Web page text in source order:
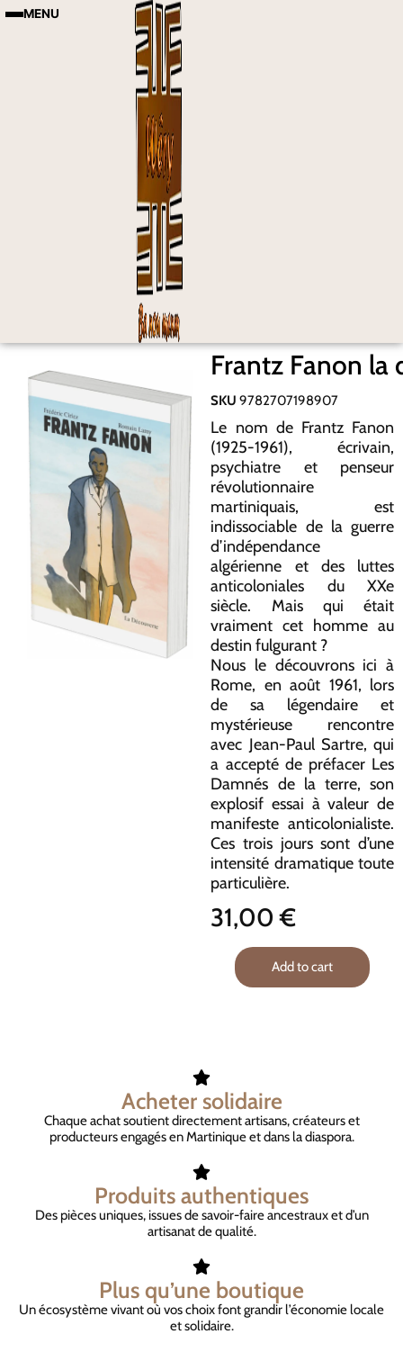
MENU
Frantz Fanon la
SKU9782707198907
Le nom de Frantz Fanon
(1925-1961), écrivain,
psychiatre et penseur
révolutionnaire
martiniquais, est
indissociable de la guerre
d’indépendance
algérienne et des luttes
anticoloniales du XXe
siècle. Mais qui était
vraiment cet homme au
destin fulgurant ?
Nous le découvrons ici à
Rome, en août 1961, lors
de sa légendaire et
mystérieuse rencontre
avec Jean-Paul Sartre, qui
a accepté de préfacer Les
Damnés de la terre, son
explosif essai à valeur de
manifeste anticolonialiste.
Ces trois jours sont d’une
intensité dramatique toute
particulière.
31,00€
Add to cart
Acheter solidaire
Chaque achat soutient directement artisans, créateurs et
producteurs engagés en Martinique et dans la diaspora.
Produits authentiques
Des pièces uniques, issues de savoir-faire ancestraux et d’un
artisanat de qualité.
Plus qu’une boutique
Un écosystème vivant où vos choix font grandir l’économie locale
et solidaire.